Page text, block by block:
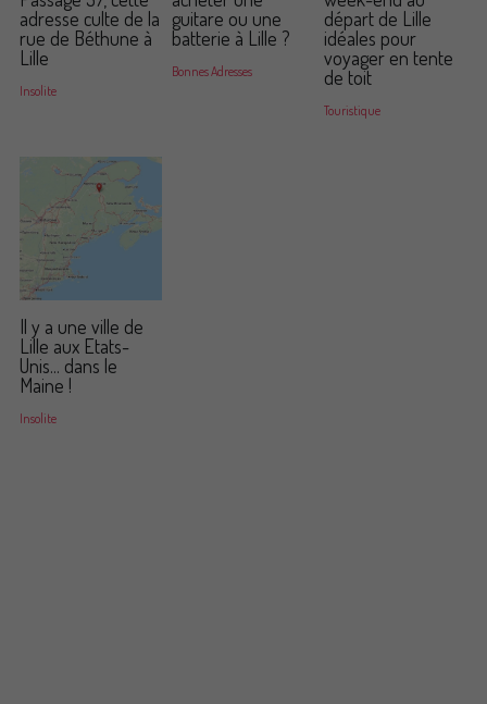
adresse culte de la
rue de Béthune à
Lille
Insolite
guitare ou une
batterie à Lille ?
Bonnes Adresses
départ de Lille
idéales pour
voyager en tente
de toit
Touristique
Il y a une ville de
Lille aux Etats-
Unis... dans le
Maine !
Insolite